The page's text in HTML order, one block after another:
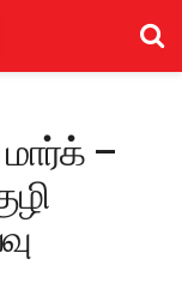
மார்க் –